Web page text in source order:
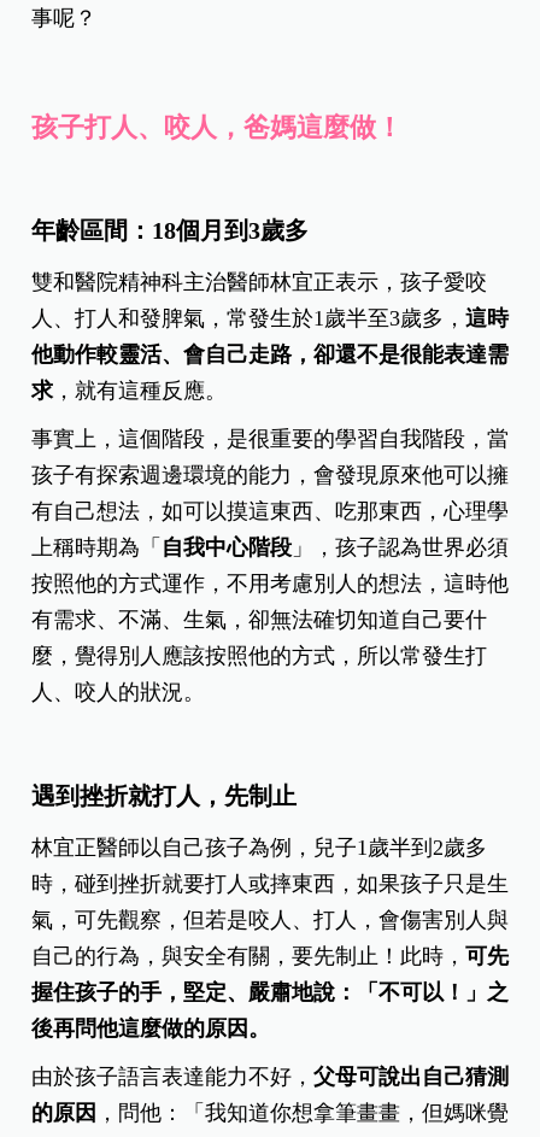
事呢？
孩子打人、咬人，爸媽這麼做！
年齡區間：18個月到3歲多
雙和醫院精神科主治醫師林宜正表示，孩子愛咬
人、打人和發脾氣，常發生於1歲半至3歲多，這時
他動作較靈活、會自己走路，卻還不是很能表達需
求 ，就有這種反應。
事實上，這個階段，是很重要的學習自我階段，當
孩子有探索週邊環境的能力，會發現原來他可以擁
有自己想法，如可以摸這東西、吃那東西，心理學
上稱時期為「 自我中心階段 」，孩子認為世界必須
按照他的方式運作，不用考慮別人的想法，這時他
有需求、不滿、生氣，卻無法確切知道自己要什
麼，覺得別人應該按照他的方式，所以常發生打
人、咬人的狀況。
遇到挫折就打人，先制止
林宜正醫師以自己孩子為例，兒子1歲半到2歲多
時，碰到挫折就要打人或摔東西，如果孩子只是生
氣，可先觀察，但若是咬人、打人，會傷害別人與
自己的行為，與安全有關，要先制止！此時，可先
握住孩子的手，堅定、嚴肅地說：「不可以！」之
後再問他這麼做的原因。
由於孩子語言表達能力不好，父母可說出自己猜測
的原因 ，問他：「我知道你想拿筆畫畫，但媽咪覺